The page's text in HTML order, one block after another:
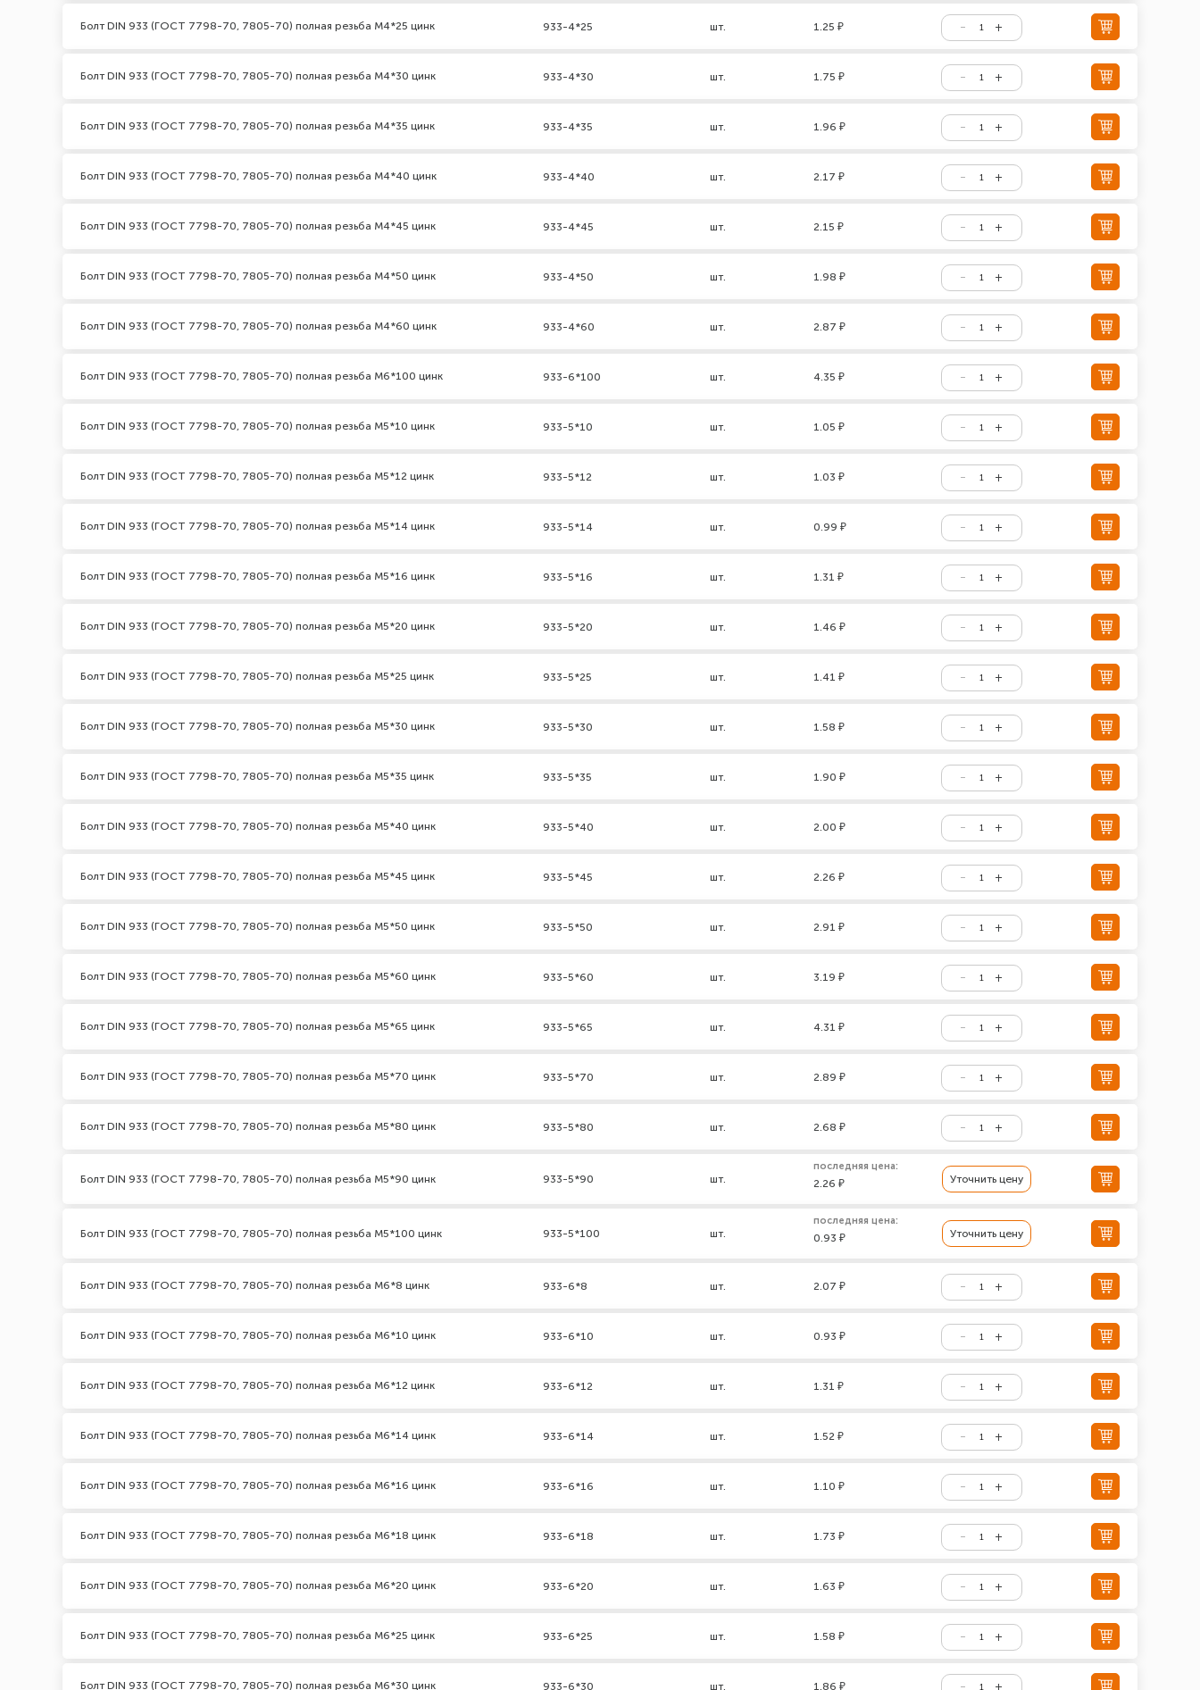
Болт DIN 933 (ГОСТ 7798-70, 7805-70) полная резьба М4*25 цинк 933-4*25 шт. 1.25 ₽
Болт DIN 933 (ГОСТ 7798-70, 7805-70) полная резьба М4*30 цинк 933-4*30 шт. 1.75 ₽
Болт DIN 933 (ГОСТ 7798-70, 7805-70) полная резьба М4*35 цинк 933-4*35 шт. 1.96 ₽
Болт DIN 933 (ГОСТ 7798-70, 7805-70) полная резьба М4*40 цинк 933-4*40 шт. 2.17 ₽
Болт DIN 933 (ГОСТ 7798-70, 7805-70) полная резьба М4*45 цинк 933-4*45 шт. 2.15 ₽
Болт DIN 933 (ГОСТ 7798-70, 7805-70) полная резьба М4*50 цинк 933-4*50 шт. 1.98 ₽
Болт DIN 933 (ГОСТ 7798-70, 7805-70) полная резьба М4*60 цинк 933-4*60 шт. 2.87 ₽
Болт DIN 933 (ГОСТ 7798-70, 7805-70) полная резьба М6*100 цинк 933-6*100 шт. 4.35 ₽
Болт DIN 933 (ГОСТ 7798-70, 7805-70) полная резьба М5*10 цинк 933-5*10 шт. 1.05 ₽
Болт DIN 933 (ГОСТ 7798-70, 7805-70) полная резьба М5*12 цинк 933-5*12 шт. 1.03 ₽
Болт DIN 933 (ГОСТ 7798-70, 7805-70) полная резьба М5*14 цинк 933-5*14 шт. 0.99 ₽
Болт DIN 933 (ГОСТ 7798-70, 7805-70) полная резьба М5*16 цинк 933-5*16 шт. 1.31 ₽
Болт DIN 933 (ГОСТ 7798-70, 7805-70) полная резьба М5*20 цинк 933-5*20 шт. 1.46 ₽
Болт DIN 933 (ГОСТ 7798-70, 7805-70) полная резьба М5*25 цинк 933-5*25 шт. 1.41 ₽
Болт DIN 933 (ГОСТ 7798-70, 7805-70) полная резьба М5*30 цинк 933-5*30 шт. 1.58 ₽
Болт DIN 933 (ГОСТ 7798-70, 7805-70) полная резьба М5*35 цинк 933-5*35 шт. 1.90 ₽
Болт DIN 933 (ГОСТ 7798-70, 7805-70) полная резьба М5*40 цинк 933-5*40 шт. 2.00 ₽
Болт DIN 933 (ГОСТ 7798-70, 7805-70) полная резьба М5*45 цинк 933-5*45 шт. 2.26 ₽
Болт DIN 933 (ГОСТ 7798-70, 7805-70) полная резьба М5*50 цинк 933-5*50 шт. 2.91 ₽
Болт DIN 933 (ГОСТ 7798-70, 7805-70) полная резьба М5*60 цинк 933-5*60 шт. 3.19 ₽
Болт DIN 933 (ГОСТ 7798-70, 7805-70) полная резьба М5*65 цинк 933-5*65 шт. 4.31 ₽
Болт DIN 933 (ГОСТ 7798-70, 7805-70) полная резьба М5*70 цинк 933-5*70 шт. 2.89 ₽
Болт DIN 933 (ГОСТ 7798-70, 7805-70) полная резьба М5*80 цинк 933-5*80 шт. 2.68 ₽
Болт DIN 933 (ГОСТ 7798-70, 7805-70) полная резьба М5*90 цинк 933-5*90 шт.
последняя цена:
2.26 ₽ Уточнить цену
Болт DIN 933 (ГОСТ 7798-70, 7805-70) полная резьба М5*100 цинк 933-5*100 шт.
последняя цена:
0.93 ₽ Уточнить цену
Болт DIN 933 (ГОСТ 7798-70, 7805-70) полная резьба М6*8 цинк 933-6*8 шт. 2.07 ₽
Болт DIN 933 (ГОСТ 7798-70, 7805-70) полная резьба М6*10 цинк 933-6*10 шт. 0.93 ₽
Болт DIN 933 (ГОСТ 7798-70, 7805-70) полная резьба М6*12 цинк 933-6*12 шт. 1.31 ₽
Болт DIN 933 (ГОСТ 7798-70, 7805-70) полная резьба М6*14 цинк 933-6*14 шт. 1.52 ₽
Болт DIN 933 (ГОСТ 7798-70, 7805-70) полная резьба М6*16 цинк 933-6*16 шт. 1.10 ₽
Болт DIN 933 (ГОСТ 7798-70, 7805-70) полная резьба М6*18 цинк 933-6*18 шт. 1.73 ₽
Болт DIN 933 (ГОСТ 7798-70, 7805-70) полная резьба М6*20 цинк 933-6*20 шт. 1.63 ₽
Болт DIN 933 (ГОСТ 7798-70, 7805-70) полная резьба М6*25 цинк 933-6*25 шт. 1.58 ₽
Болт DIN 933 (ГОСТ 7798-70, 7805-70) полная резьба М6*30 цинк 933-6*30 шт. 1.86 ₽